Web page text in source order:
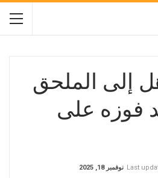
إلى الملحق
فوزه على
Last نوفمبر 18, 2025